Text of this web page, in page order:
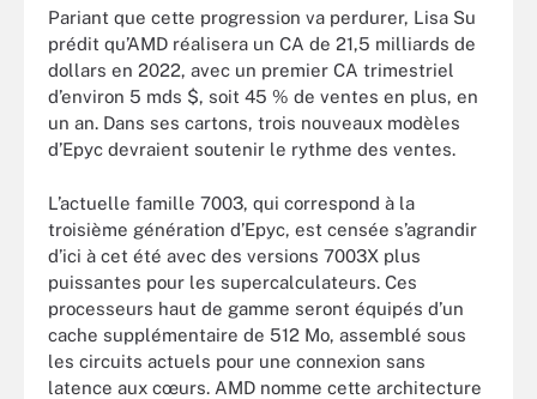
Pariant que cette progression va perdurer, Lisa Su
prédit qu’AMD réalisera un CA de 21,5 milliards de
dollars en 2022, avec un premier CA trimestriel
d’environ 5 mds $, soit 45 % de ventes en plus, en
un an. Dans ses cartons, trois nouveaux modèles
d’Epyc devraient soutenir le rythme des ventes.
L’actuelle famille 7003, qui correspond à la
troisième génération d’Epyc, est censée s’agrandir
d’ici à cet été avec des versions 7003X plus
puissantes pour les supercalculateurs. Ces
processeurs haut de gamme seront équipés d’un
cache supplémentaire de 512 Mo, assemblé sous
les circuits actuels pour une connexion sans
latence aux cœurs. AMD nomme cette architecture